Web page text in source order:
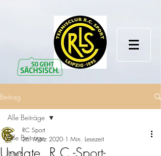
Beitrag
Alle Beiträge
Intern
Alle Beiträge
RC Sport
26. März 2020 1 Min. Lesezeit